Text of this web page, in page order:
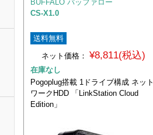
BUFFALO バッファロー
CS-X1.0
送料無料
ネット価格： ¥8,811(税込)
在庫なし
Pogoplug搭載 1ドライブ構成 ネット
ワークHDD 「LinkStation Cloud
Edition」